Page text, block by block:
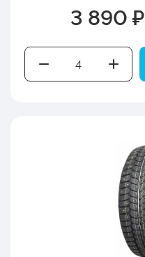
3 890 ₽